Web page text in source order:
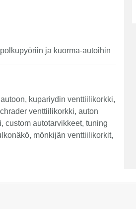
ja kuorma-autoihin
kupariydin venttiilikorkki,
venttiilikorkki, auton
custom autotarvikkeet, tuning
mönkijän venttiilikorkit,